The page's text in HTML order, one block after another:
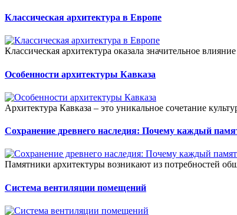
Классическая архитектура в Европе
Классическая архитектура оказала значительное
Особенности архитектуры Кавказа
Архитектура Кавказа – это уникальное сочетание
Сохранение древнего наследия: Почему каждый
Памятники архитектуры возникают из потребностей
Система вентиляции помещений